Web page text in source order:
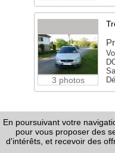
3 photos
FAQ -Règles de
CGU- Page
En poursuivant votre
pour vous proposer des
d'intérêts, et recevoir des